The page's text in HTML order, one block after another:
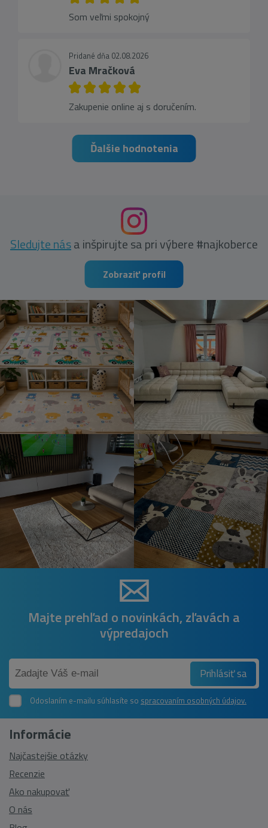
Som veľmi spokojný
Pridané dňa 02.08.2026
Eva Mračková
Zakupenie online aj s doručením.
Ďalšie hodnotenia
Sledujte nása inšpirujte sa pri výbere #najkoberce
Zobraziť profil
Majte prehľad o novinkách, zľavách a
výpredajoch
Prihlásiť sa
Odoslaním e-mailu súhlasíte so spracovaním osobných údajov.
Informácie
Najčastejšie otázky
Recenzie
Ako nakupovať
O nás